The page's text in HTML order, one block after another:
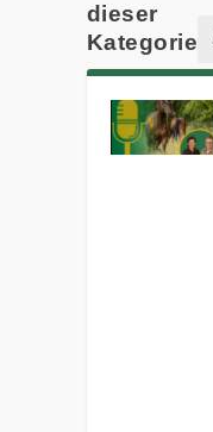
dieser
Kategorie